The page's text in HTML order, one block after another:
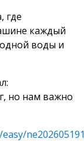
где
каждый
воды и
но нам важно